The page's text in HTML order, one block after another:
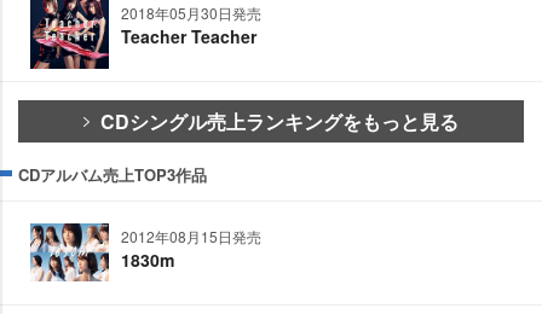
2018年05月30日発売
Teacher Teacher
CDシングル売上ランキングをもっと見る
CDアルバム売上TOP3作品
2012年08月15日発売
1830m